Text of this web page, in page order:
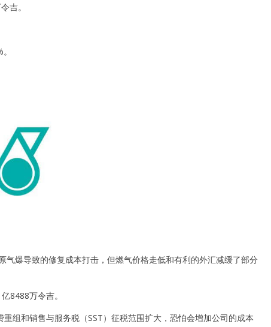
吉。
爆导致的修复成本打击，但燃气价格走低和有利的外汇减缓了部分
8488万令吉。
组和销售与服务税（SST）征税范围扩大，恐怕会增加公司的成本